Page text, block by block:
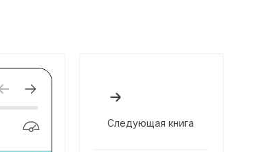
Следующая книга